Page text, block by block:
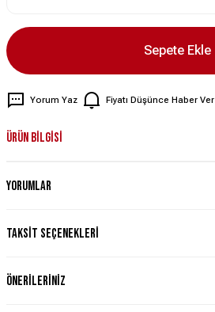
Sepete Ekle
Yorum Yaz Fiyatı Düşünce Haber Ver
Ürün Bilgisi
Yorumlar
Taksit Seçenekleri
Önerileriniz